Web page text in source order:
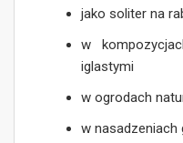
jako soliter na
w
iglastymi
w ogrodach
w nasadzeniach